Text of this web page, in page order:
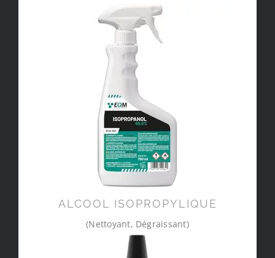
ALCOOL ISOPROPYLIQUE
(Nettoyant, Dégraissant)